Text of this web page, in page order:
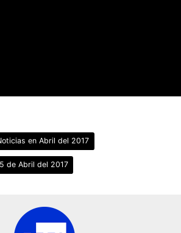
en Abril del 2017
de Abril del 2017